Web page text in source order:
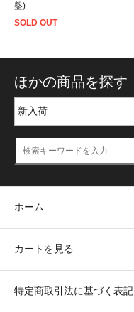
盤)
SOLD OUT
ほかの商品を探す
ホーム
カートを見る
特定商取引法に基づく表記